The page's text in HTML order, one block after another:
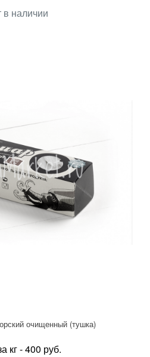
в наличии
очищенный (тушка)
кг - 400 руб.